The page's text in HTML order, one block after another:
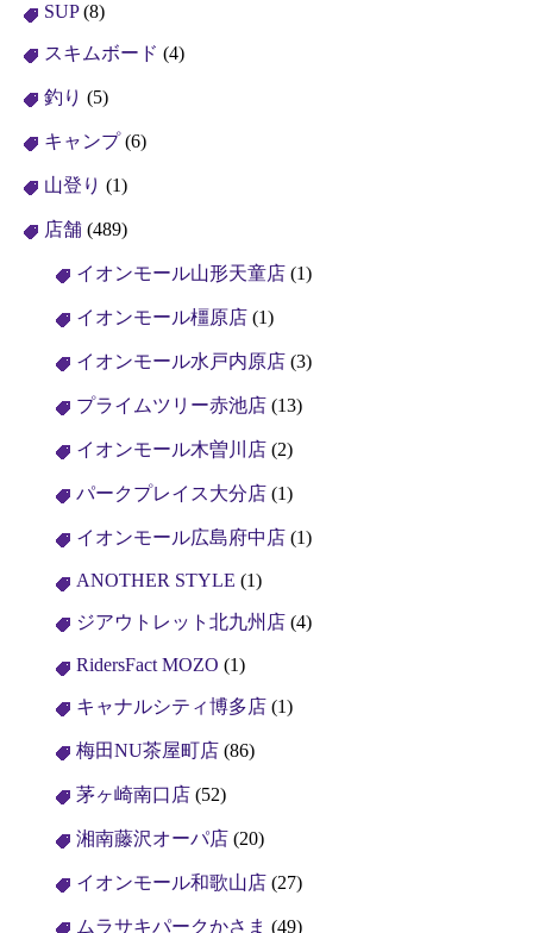
SUP(8)
スキムボード (4)
釣り (5)
キャンプ(6)
山登り (1)
店舗 (489)
イオンモール山形天童店 (1)
イオンモール橿原店 (1)
イオンモール水戸内原店 (3)
プライムツリー赤池店 (13)
イオンモール木曽川店 (2)
パークプレイス大分店 (1)
イオンモール広島府中店 (1)
ANOTHER STYLE (1)
ジアウトレット北九州店 (4)
RidersFact MOZO (1)
キャナルシティ博多店 (1)
梅田NU茶屋町店 (86)
茅ヶ崎南口店 (52)
湘南藤沢オーパ店 (20)
イオンモール和歌山店 (27)
ムラサキパークかさま (49)